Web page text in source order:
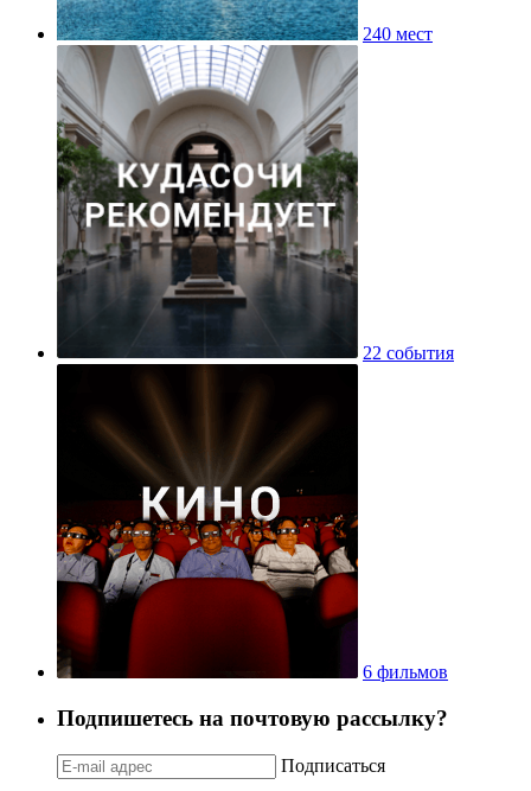
240 мест
22 события
6 фильмов
Подпишетесь на почтовую рассылку?
Подписаться